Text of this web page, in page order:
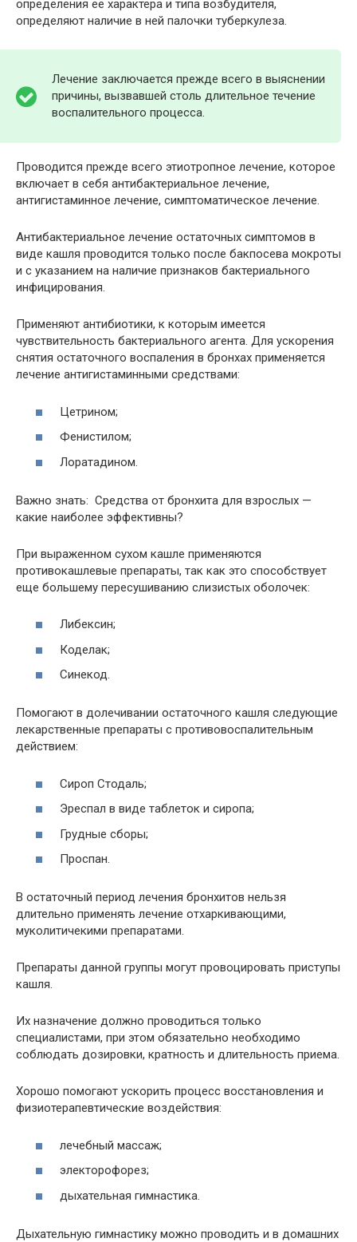
определения ее характера и типа возбудителя,
определяют наличие в ней палочки туберкулеза.
Лечение заключается прежде всего в выяснении
причины, вызвавшей столь длительное течение
воспалительного процесса.
Проводится прежде всего этиотропное лечение, которое
включает в себя антибактериальное лечение,
антигистаминное лечение, симптоматическое лечение.
Антибактериальное лечение остаточных симптомов в
виде кашля проводится только после бакпосева мокроты
и с указанием на наличие признаков бактериального
инфицирования.
Применяют антибиотики, к которым имеется
чувствительность бактериального агента. Для ускорения
снятия остаточного воспаления в бронхах применяется
лечение антигистаминными средствами:
Цетрином;
Фенистилом;
Лоратадином.
Важно знать: Средства от бронхита для взрослых —
какие наиболее эффективны?
При выраженном сухом кашле применяются
противокашлевые препараты, так как это способствует
еще большему пересушиванию слизистых оболочек:
Либексин;
Коделак;
Синекод.
Помогают в долечивании остаточного кашля следующие
лекарственные препараты с противовоспалительным
действием:
Сироп Стодаль;
Эреспал в виде таблеток и сиропа;
Грудные сборы;
Проспан.
В остаточный период лечения бронхитов нельзя
длительно применять лечение отхаркивающими,
муколитичекими препаратами.
Препараты данной группы могут провоцировать приступы
кашля.
Их назначение должно проводиться только
специалистами, при этом обязательно необходимо
соблюдать дозировки, кратность и длительность приема.
Хорошо помогают ускорить процесс восстановления и
физиотерапевтические воздействия:
лечебный массаж;
электорофорез;
дыхательная гимнастика.
Дыхательную гимнастику можно проводить и в домашних